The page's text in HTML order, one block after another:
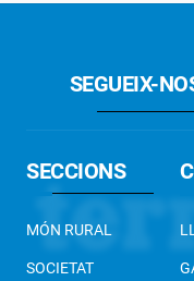
SEGUEIX-
SECCIONS
MÓN RURAL
SOCIETAT